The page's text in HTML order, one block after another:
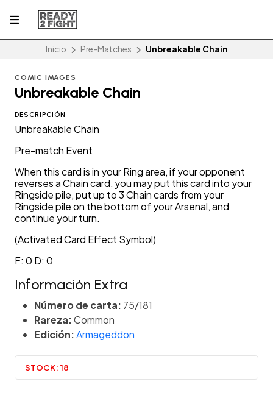
Inicio Pre-Matches Unbreakable Chain
COMIC IMAGES
Unbreakable Chain
DESCRIPCIÓN
Unbreakable Chain
Pre-match Event
When this card is in your Ring area, if your opponent
reverses a Chain card, you may put this card into your
Ringside pile, put up to 3 Chain cards from your
Ringside pile on the bottom of your Arsenal, and
continue your turn.
(Activated Card Effect Symbol)
F: 0 D: 0
Información Extra
Número de carta: 75/181
Rareza:Common
Edición:Armageddon
STOCK: 18